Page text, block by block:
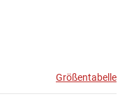
Größentabelle